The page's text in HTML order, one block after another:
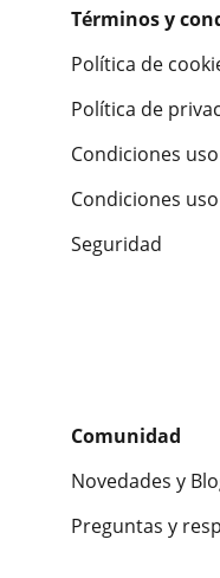
Términos y
Política de
Política de
Condiciones
Condiciones
Seguridad
Comunidad
Novedades y
Preguntas y